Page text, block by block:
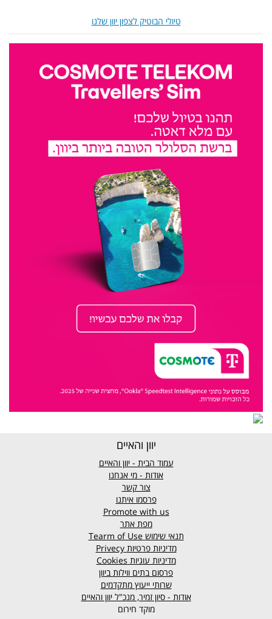
טיולי הבוטיק לצפון יוון שלנו
יוון והאיים
עמוד הבית - יוון והאיים
אודות - מי אנחנו
צור קשר
פרסמו איתנו
Promote with us
מפת אתר
תנאי שימוש
מדיניות פרטיות Privecy
מדיניות עוגיות Cookies
פרסום בתים ווילות ביוון
שרותי ייעוץ מתקדמים
אודות - סיון זמיר, מנכ"ל יוון והאיים
מוקד חירום